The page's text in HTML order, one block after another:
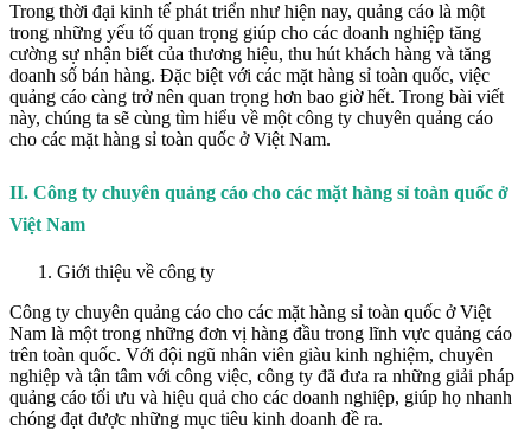
Trong thời đại kinh tế phát triển như hiện nay, quảng cáo là một
trong những yếu tố quan trọng giúp cho các doanh nghiệp tăng
cường sự nhận biết của thương hiệu, thu hút khách hàng và tăng
doanh số bán hàng. Đặc biệt với các mặt hàng sỉ toàn quốc, việc
quảng cáo càng trở nên quan trọng hơn bao giờ hết. Trong bài viết
này, chúng ta sẽ cùng tìm hiểu về một công ty chuyên quảng cáo
cho các mặt hàng sỉ toàn quốc ở Việt Nam.
II. Công ty chuyên quảng cáo cho các mặt hàng sỉ toàn quốc ở
Việt Nam
Giới thiệu về công ty
Công ty chuyên quảng cáo cho các mặt hàng sỉ toàn quốc ở Việt
Nam là một trong những đơn vị hàng đầu trong lĩnh vực quảng cáo
trên toàn quốc. Với đội ngũ nhân viên giàu kinh nghiệm, chuyên
nghiệp và tận tâm với công việc, công ty đã đưa ra những giải pháp
quảng cáo tối ưu và hiệu quả cho các doanh nghiệp, giúp họ nhanh
chóng đạt được những mục tiêu kinh doanh đề ra.